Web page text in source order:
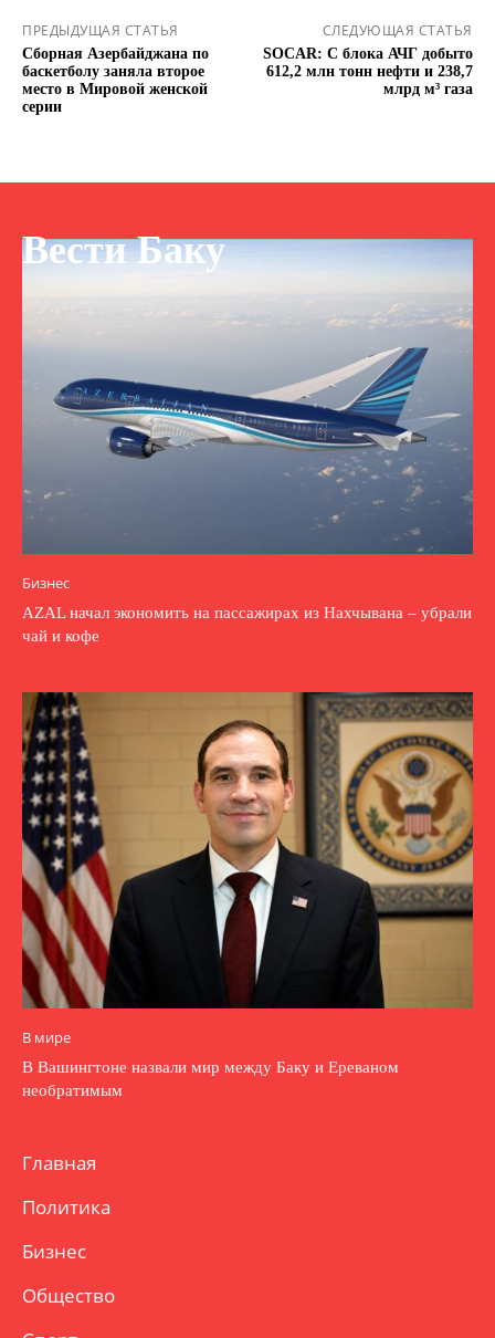
ПРЕДЫДУЩАЯ СТАТЬЯ
Сборная Азербайджана по
баскетболу заняла второе
место в Мировой женской
серии
СЛЕДУЮЩАЯ СТАТЬЯ
SOCAR: С блока АЧГ добыто
612,2 млн тонн нефти и 238,7
млрд м³ газа
Вести Баку
Бизнес
AZAL начал экономить на пассажирах из Нахчывана – убрали
чай и кофе
В мире
В Вашингтоне назвали мир между Баку и Ереваном
необратимым
Главная
Политика
Бизнес
Общество